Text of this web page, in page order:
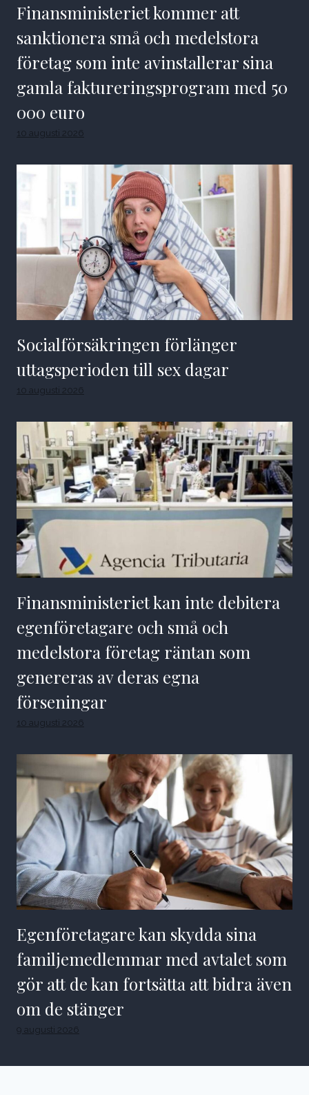
Finansministeriet kommer att
sanktionera små och medelstora
företag som inte avinstallerar sina
gamla faktureringsprogram med 50
000 euro
10 augusti 2026
Socialförsäkringen förlänger
uttagsperioden till sex dagar
10 augusti 2026
Finansministeriet kan inte debitera
egenföretagare och små och
medelstora företag räntan som
genereras av deras egna
förseningar
10 augusti 2026
Egenföretagare kan skydda sina
familjemedlemmar med avtalet som
gör att de kan fortsätta att bidra även
om de stänger
9 augusti 2026